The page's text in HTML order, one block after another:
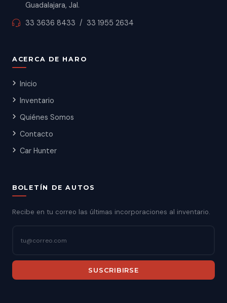
Guadalajara, Jal.
33 3636 8433 / 33 1955 2634
ACERCA DE HARO
Inicio
Inventario
Quiénes Somos
Contacto
Car Hunter
BOLETÍN DE AUTOS
Recibe en tu correo las últimas incorporaciones al inventario.
SUSCRIBIRSE